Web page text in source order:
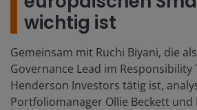
wichtig ist
Gemeinsam mit Ruchi Biyani, die
Governance Lead im Responsibility
Henderson Investors tätig ist,
Portfoliomanager Ollie Beckett und